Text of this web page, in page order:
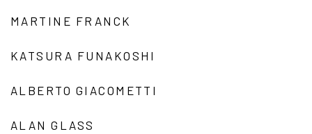
MARTINE FRANCK
KATSURA FUNAKOSHI
ALBERTO GIACOMETTI
ALAN GLASS